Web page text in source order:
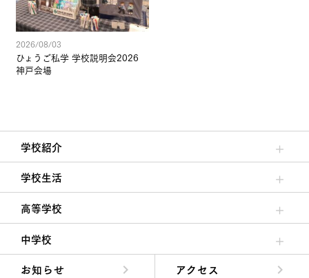
2026/08/03
ひょうご私学 学校説明会2026
神戸会場
学校紹介
理事長/学園長メッセージ
安心して任せられる学校
沿革
施設・設備
大学合格実績
学校生活
クラブ活動・生徒会活動
夙川ブログ
制服紹介
夙川カレンダー
高等学校
高校校長からの挨拶
高校の教育方針／特色
特進コース／進学コース
年間行事
先輩たちの声・生徒たちの声
中学校
中学校長からの挨拶
中学校の教育方針／特色
Aコース／Bコース
年間行事
先輩たちの声・生徒たちの声
お知らせ
アクセス